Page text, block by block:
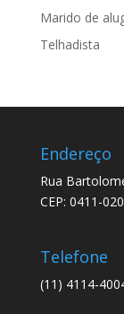
Marido de
Telhadista
Endereço
Rua
CEP: 0411-
Telefone
(11) 4114-